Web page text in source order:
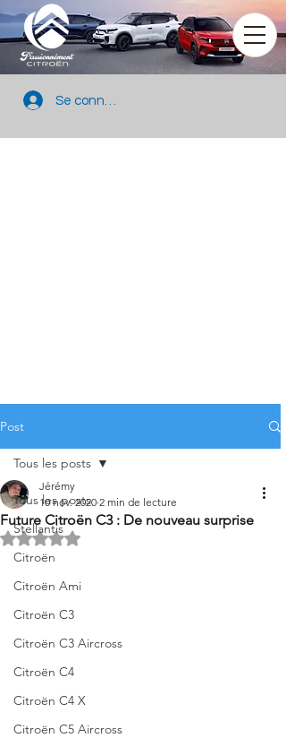
Se connecter
Post
Tous les posts
Stellantis
Citroën
Citroën Ami
Citroën C3
Citroën C3 Aircross
Citroën C4
Citroën C4 X
Citroën C5 Aircross
Tous les posts
Future Citroën C3 : De nouveau surprise
Jérémy
10 nov. 2020 2 min de lecture
Noté NaN étoiles sur 5.